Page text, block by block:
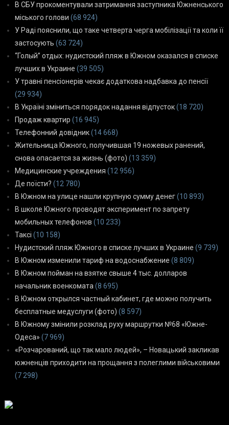
В СБУ прокоментували затримання заступника Южненського
міського голови (68 924)
У Раді пояснили, що таке четверта черга мобілізації та коли її
застосують (63 724)
“Голый” отдых: нудистский пляж в Южном оказался в списке
лучших в Украине (39 505)
У травні пенсіонерів чекає додаткова надбавка до пенсії
(29 934)
В Україні зміниться порядок надання відпусток(18 720)
Продаж квартир (16 945)
Телефонний довідник(14 668)
Жительница Южного, получившая 19 ножевых ранений,
снова опасается за жизнь (фото) (13 359)
Медицинские учреждения (12 956)
Де поїсти? (12 780)
В Южном на улице нашли крупную сумму денег(10 893)
В школе Южного проводят эксперимент по запрету
мобильных телефонов (10 233)
Таксі (10 158)
Нудистский пляж Южного в списке лучших в Украине (9 739)
В Южном изменили тариф на водоснабжение (8 809)
В Южном пойман на взятке свыше 4 тыс. долларов
начальник военкомата(8 695)
В Южном открылся частный кабинет, где можно получить
бесплатные медуслуги (фото) (8 597)
В Южному змінили розклад руху маршрутки №68 «Южне-
Одеса» (7 969)
«Розчарований, що так мало людей», – Новацький закликав
южненців приходити на прощання з полеглими військовими
(7 298)